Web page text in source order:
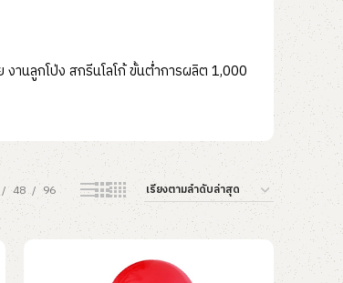
านลูกโป่ง สกรีนโลโก้ ขั้นต่ำการผลิต 1,000
48 96